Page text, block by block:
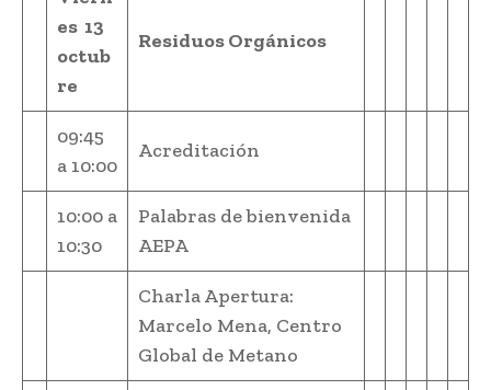
es 13
octub
re
Residuos Orgánicos
09:45
a 10:00
Acreditación
10:00 a
10:30
Palabras de bienvenida
AEPA
Charla Apertura:
Marcelo Mena, Centro
Global de Metano